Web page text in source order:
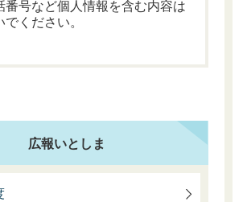
番号など個人情報を含む内容は
ください。
広報いとしま